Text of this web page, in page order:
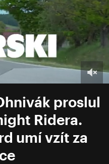
proslul
Ridera.
umí vzít za